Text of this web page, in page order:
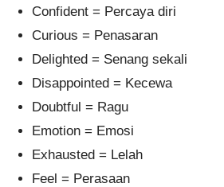
Confident = Percaya diri
Curious = Penasaran
Delighted = Senang sekali
Disappointed = Kecewa
Doubtful = Ragu
Emotion = Emosi
Exhausted = Lelah
Feel = Perasaan